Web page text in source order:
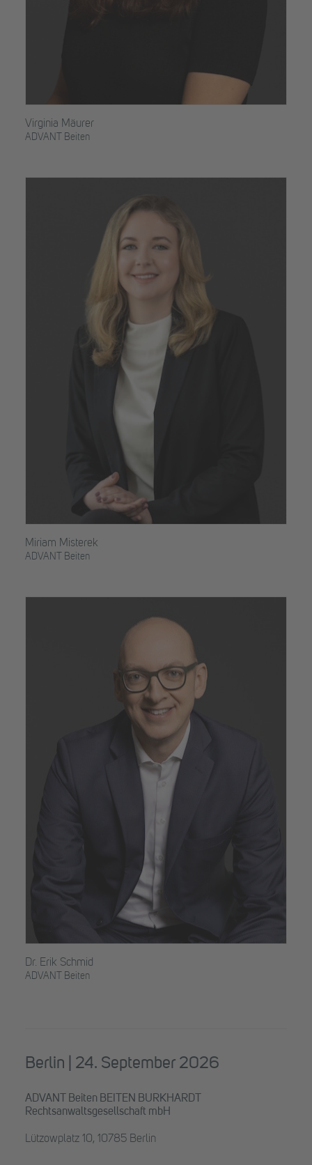
Virginia Mäurer
ADVANT Beiten
Miriam Misterek
ADVANT Beiten
Dr. Erik Schmid
ADVANT Beiten
Berlin | 24. September 2026
ADVANT Beiten BEITEN BURKHARDT
Rechtsanwaltsgesellschaft mbH
Lützowplatz 10, 10785 Berlin